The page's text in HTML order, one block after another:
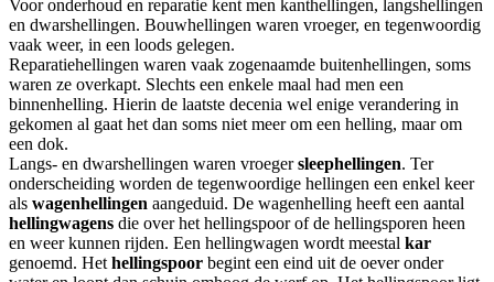
Voor onderhoud en reparatie kent men kanthellingen, langshellingen
en dwarshellingen. Bouwhellingen waren vroeger, en tegenwoordig
vaak weer, in een loods gelegen.
Reparatiehellingen waren vaak zogenaamde buitenhellingen, soms
waren ze overkapt. Slechts een enkele maal had men een
binnenhelling. Hierin de laatste decenia wel enige verandering in
gekomen al gaat het dan soms niet meer om een helling, maar om
een dok.
Langs- en dwarshellingen waren vroegersleephellingen. Ter
onderscheiding worden de tegenwoordige hellingen een enkel keer
als wagenhellingen aangeduid. De wagenhelling heeft een aantal
hellingwagens die over het hellingspoor of de hellingsporen heen
en weer kunnen rijden. Een hellingwagen wordt meestal kar
genoemd. Het hellingspoor begint een eind uit de oever onder